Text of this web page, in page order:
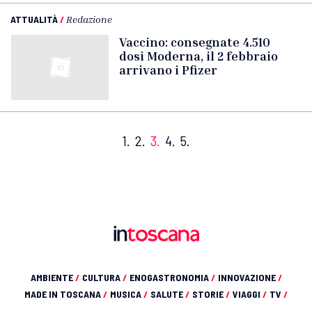
ATTUALITÀ/ Redazione
Vaccino: consegnate 4.510
dosi Moderna, il 2 febbraio
arrivano i Pfizer
1. 2. 3. 4. 5.
AMBIENTE/ CULTURA/ ENOGASTRONOMIA/ INNOVAZIONE/
MADE IN TOSCANA/ MUSICA/ SALUTE/ STORIE/ VIAGGI / TV /